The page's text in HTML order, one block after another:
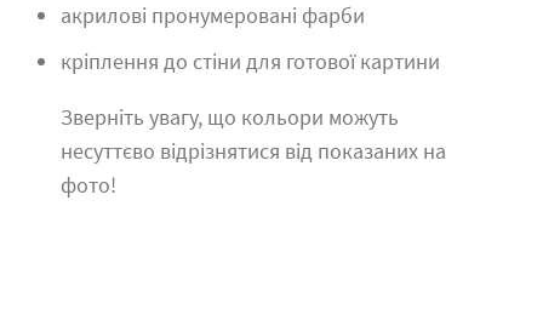
акрилові пронумеровані фарби
кріплення до стіни для готової картини
Зверніть увагу, що кольори можуть
несуттєво відрізнятися від показаних на
фото!